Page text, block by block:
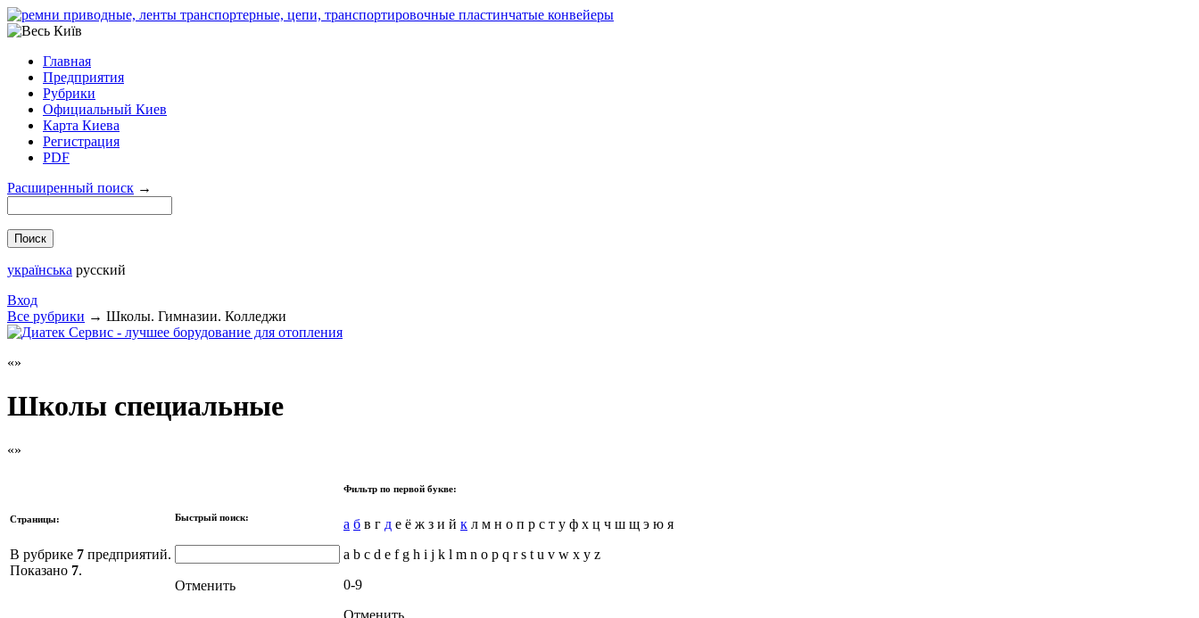
Главная
Предприятия
Рубрики
Официальный Киев
Карта Киева
Регистрация
PDF
Расширенный поиск →
українська русский
Вход
Все рубрики → Школы. Гимназии. Колледжи
Школы специальные
Страницы:
В рубрике 7 предприятий.
Показано 7.
Быстрый поиск:
Отменить
Фильтр по первой букве:
а б в г д е ё ж з и й к л м н о п р с т у ф х ц ч ш щ э ю я
a b c d e f g h i j k l m n o p q r s t u v w x y z
0-9
Отменить